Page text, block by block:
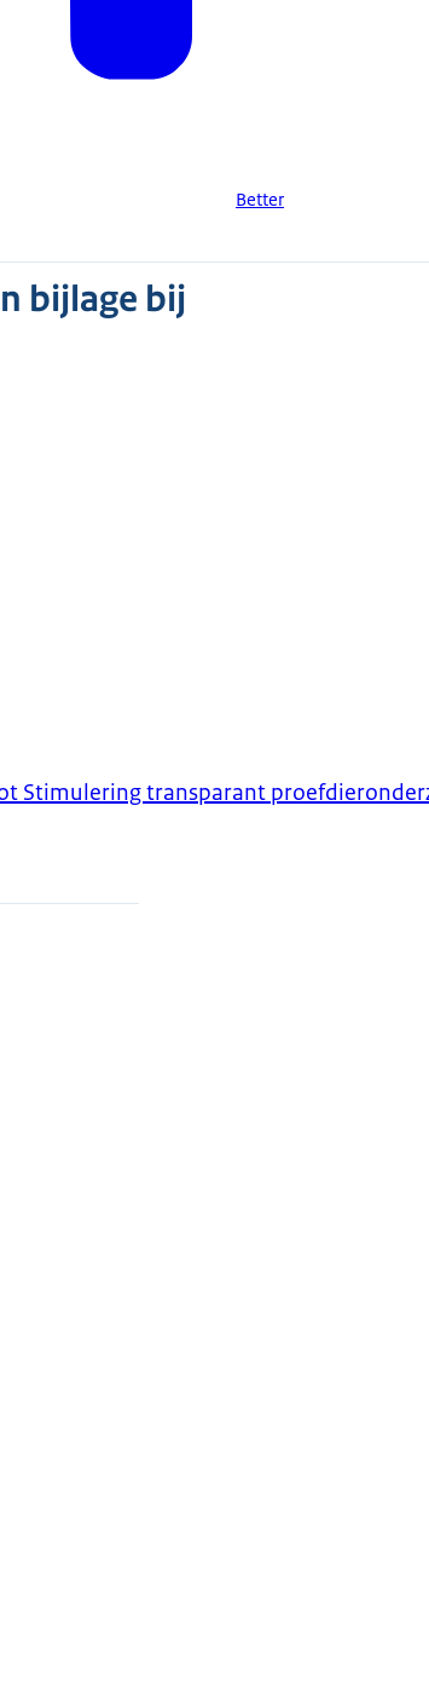
Better
bijlage bij
Stimulering transparant